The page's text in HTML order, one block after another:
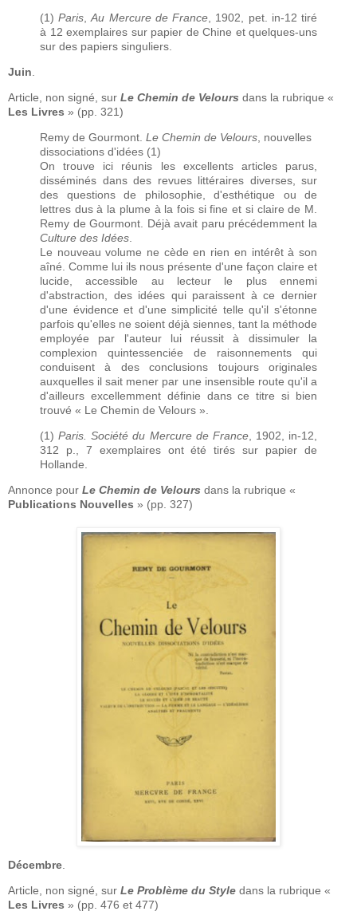
(1)Paris,Au Mercure de France, 1902, pet. in-12 tiré
à 12 exemplaires sur papier de Chine et quelques-uns
sur des papiers singuliers.
Juin.
Article, non signé, sur Le Chemin de Velours dans la rubrique «
Les Livres » (pp. 321)
Remy de Gourmont. Le Chemin de Velours, nouvelles
dissociations d'idées (1)
On trouve ici réunis les excellents articles parus,
disséminés dans des revues littéraires diverses, sur
des questions de philosophie, d'esthétique ou de
lettres dus à la plume à la fois si fine et si claire de M.
Remy de Gourmont. Déjà avait paru précédemment la
Culture des Idées.
Le nouveau volume ne cède en rien en intérêt à son
aîné. Comme lui ils nous présente d'une façon claire et
lucide, accessible au lecteur le plus ennemi
d'abstraction, des idées qui paraissent à ce dernier
d'une évidence et d'une simplicité telle qu'il s'étonne
parfois qu'elles ne soient déjà siennes, tant la méthode
employée par l'auteur lui réussit à dissimuler la
complexion quintessenciée de raisonnements qui
conduisent à des conclusions toujours originales
auxquelles il sait mener par une insensible route qu'il a
d'ailleurs excellemment définie dans ce titre si bien
trouvé « Le Chemin de Velours ».
(1)Paris. Société du Mercure de France, 1902, in-12,
312 p., 7 exemplaires ont été tirés sur papier de
Hollande.
Annonce pour Le Chemin de Velours dans la rubrique «
Publications Nouvelles » (pp. 327)
Décembre.
Article, non signé, sur Le Problème du Style dans la rubrique «
Les Livres » (pp. 476 et 477)